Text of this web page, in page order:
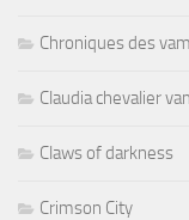
Chroniques des
Claudia chevalier
Claws of darkness
Crimson City